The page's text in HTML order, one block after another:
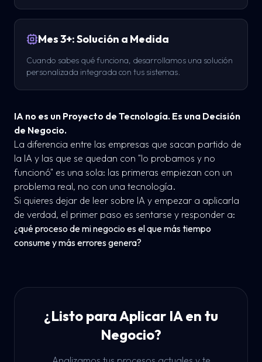
Mes 3+: Solución a Medida
Cuando sabes qué funciona, desarrollamos una solución
personalizada integrada con tus sistemas.
IA no es un Proyecto de Tecnología. Es una Decisión
de Negocio.
La diferencia entre las empresas que sacan partido de
la IA y las que se quedan con "lo probamos y no
funcionó" es una sola: las primeras empiezan con un
problema real, no con una tecnología.
Si quieres dejar de leer sobre IA y empezar a aplicarla
de verdad, el primer paso es sentarse y responder a:
¿qué proceso de mi negocio es el que más tiempo
consume y más errores genera?
¿Listo para Aplicar IA en tu
Negocio?